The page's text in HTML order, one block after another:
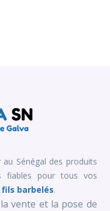
au Sénégal des produits
fiables pour tous vos
fils barbelés.
vente et la pose de